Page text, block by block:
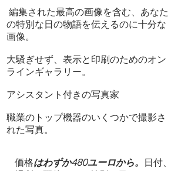
編集された最高の画像を含む、あなた
の特別な日の物語を伝えるのに十分な
画像。
大騒ぎせず、表示と印刷のためのオン
ラインギャラリー。
アシスタント付きの写真家
職業のトップ機器のいくつかで撮影さ
れた写真。
価格はわずか480ユーロから。
日付、